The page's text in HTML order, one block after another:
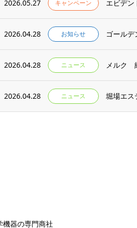
2026.05.27 キャンペーン エビデ
2026.04.28 お知らせ ゴールデ
2026.04.28 ニュース メルク
2026.04.28 ニュース 堀場エ
機器の専門商社